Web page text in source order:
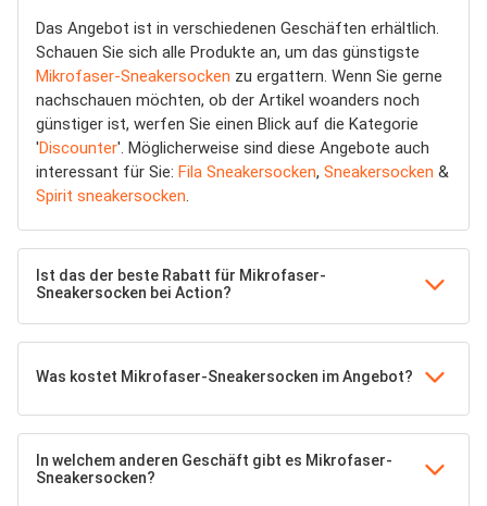
Das Angebot ist in verschiedenen Geschäften erhältlich.
Schauen Sie sich alle Produkte an, um das günstigste
Mikrofaser-Sneakersocken zu ergattern. Wenn Sie gerne
nachschauen möchten, ob der Artikel woanders noch
günstiger ist, werfen Sie einen Blick auf die Kategorie
'Discounter'. Möglicherweise sind diese Angebote auch
interessant für Sie: Fila Sneakersocken, Sneakersocken &
Spirit sneakersocken.
Ist das der beste Rabatt für Mikrofaser-
Sneakersocken bei Action?
Was kostet Mikrofaser-Sneakersocken im Angebot?
In welchem anderen Geschäft gibt es Mikrofaser-
Sneakersocken?